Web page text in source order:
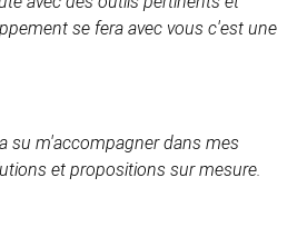
se fera avec vous c'est une
su m'accompagner dans mes
et propositions sur mesure.